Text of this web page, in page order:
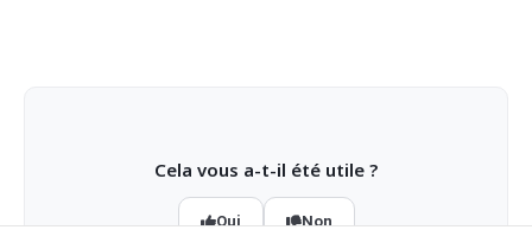
Cela vous a-t-il été utile ?
Oui Non